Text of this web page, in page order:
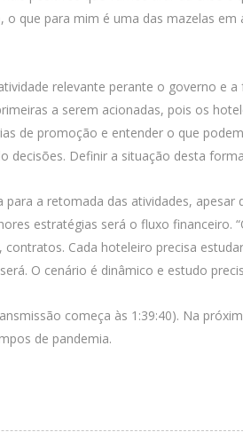
o que para mim é uma das mazelas
relevante perante o governo e
a serem acionadas, pois os
de promoção e entender o que
decisões. Definir a situação desta
a retomada das atividades,
estratégias será o fluxo
Cada hoteleiro precisa
O cenário é dinâmico e estudo
começa às 1:39:40). Na
de pandemia.